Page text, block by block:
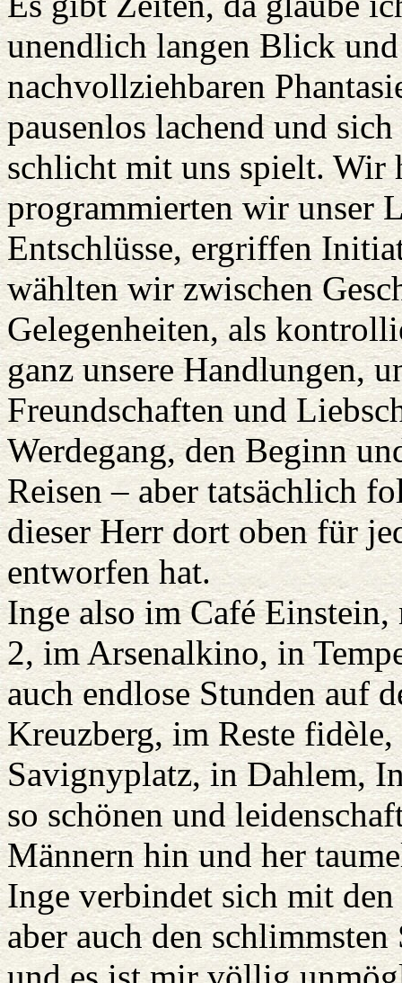
unendlich langen Blick
nachvollziehbaren
pausenlos lachend und
schlicht mit uns spielt. Wir
programmierten wir unser
Entschlüsse, ergriffen
wählten wir zwischen
Gelegenheiten, als
ganz unsere Handlungen,
Freundschaften und
Werdegang, den Beginn
Reisen – aber tatsächlich
dieser Herr dort oben für
entworfen hat.
Inge also im Café
2, im Arsenalkino, in
auch endlose Stunden auf
Kreuzberg, im Reste fidèle,
Savignyplatz, in Dahlem,
so schönen und
Männern hin und her
Inge verbindet sich mit
aber auch den